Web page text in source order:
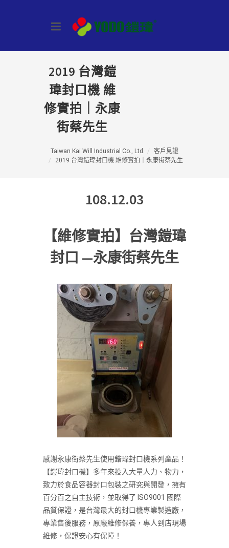
2019 台灣鎧
瑋封口機 維
修實拍｜永康
街蔡先生
Taiwan Kai Will Industrial Co., Ltd.
客戶見證
2019 台灣鎧瑋封口機 維修實拍｜永康街蔡先生
108.12.03
【維修實拍】台灣鎧瑋
封口 —永康街蔡先生
感謝永康街蔡先生使用鍇瑋封口機系列產品！
【鎧瑋封口機】多年來投入大量人力、物力，
致力於食品容器封口包裝之研究與開發，擁有
百分百之自主技術，並取得了 ISO9001 國際
品質保證，是台灣最大的封口機專業製造廠，
專業售後服務，原廠維修保養，專人到店現場
維修，保證安心有保障！